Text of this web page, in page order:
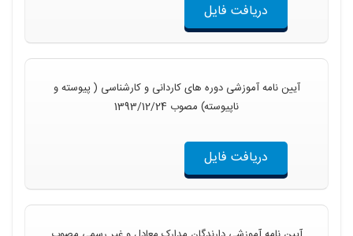
دریافت فایل
آیین نامه آموزشی دوره های کاردانی و کارشناسی ( پیوسته و
ناپیوسته) مصوب 1393/12/24
دریافت فایل